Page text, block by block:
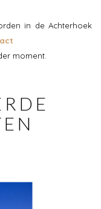
in de Achterhoek
moment.